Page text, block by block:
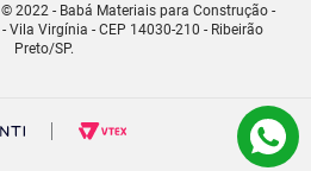
2022 - Babá Materiais para Construção -
Vila Virgínia - CEP 14030-210 - Ribeirão
Preto/SP.